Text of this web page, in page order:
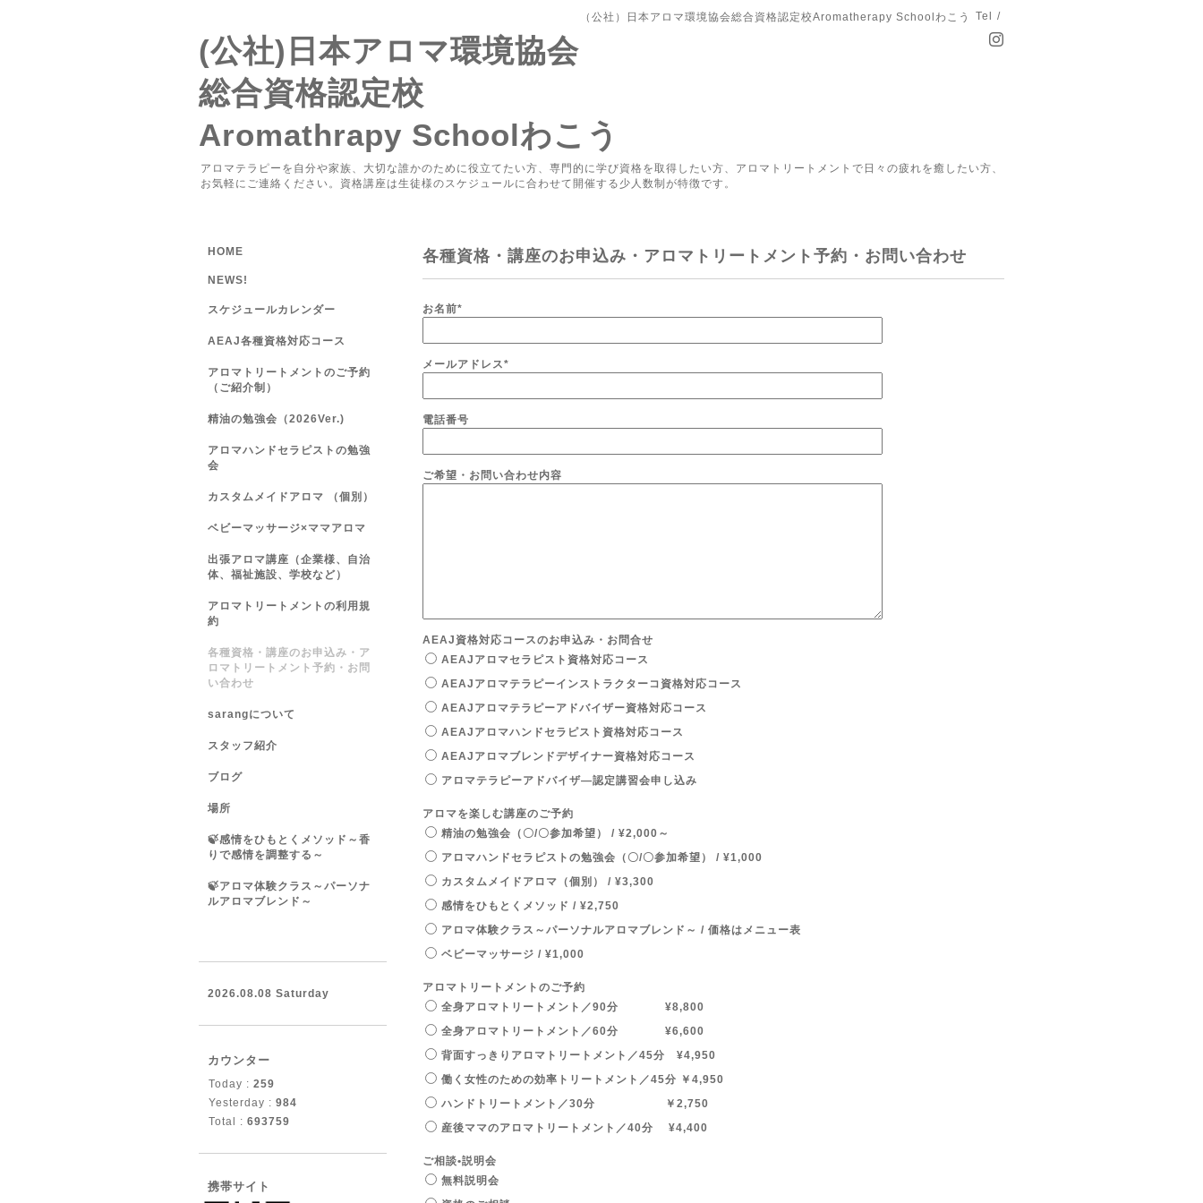
（公社）日本アロマ環境協会総合資格認定校Aromatherapy Schoolわこう Tel /
(公社)日本アロマ環境協会
総合資格認定校
Aromathrapy Schoolわこう
アロマテラピーを自分や家族、大切な誰かのために役立てたい方、専門的に学び資格を取得したい方、アロマトリートメントで日々の疲れを癒したい方、
お気軽にご連絡ください。資格講座は生徒様のスケジュールに合わせて開催する少人数制が特徴です。
各種資格・講座のお申込み・アロマトリートメント予約・お問い合わせ
お名前*
メールアドレス*
電話番号
ご希望・お問い合わせ内容
AEAJ資格対応コースのお申込み・お問合せ
AEAJアロマセラピスト資格対応コース
AEAJアロマテラピーインストラクターコ資格対応コース
AEAJアロマテラピーアドバイザー資格対応コース
AEAJアロマハンドセラピスト資格対応コース
AEAJアロマブレンドデザイナー資格対応コース
アロマテラピーアドバイザ―認定講習会申し込み
アロマを楽しむ講座のご予約
精油の勉強会（〇/〇参加希望） / ¥2,000～
アロマハンドセラピストの勉強会（〇/〇参加希望） / ¥1,000
カスタムメイドアロマ（個別） / ¥3,300
感情をひもとくメソッド / ¥2,750
アロマ体験クラス～パーソナルアロマブレンド～ / 価格はメニュー表
ベビーマッサージ / ¥1,000
アロマトリートメントのご予約
全身アロマトリートメント／90分 ¥8,800
全身アロマトリートメント／60分 ¥6,600
背面すっきりアロマトリートメント／45分 ¥4,950
働く女性のための効率トリートメント／45分 ￥4,950
ハンドトリートメント／30分 ￥2,750
産後ママのアロマトリートメント／40分 ¥4,400
ご相談•説明会
無料説明会
HOME
NEWS!
スケジュールカレンダー
AEAJ各種資格対応コース
アロマトリートメントのご予約
（ご紹介制）
精油の勉強会（2026Ver.)
アロマハンドセラピストの勉強
会
カスタムメイドアロマ （個別）
ベビーマッサージ×ママアロマ
出張アロマ講座（企業様、自治
体、福祉施設、学校など）
アロマトリートメントの利用規
約
各種資格・講座のお申込み・ア
ロマトリートメント予約・お問
い合わせ
sarangについて
スタッフ紹介
ブログ
場所
🍃感情をひもとくメソッド～香
りで感情を調整する～
🍃アロマ体験クラス～パーソナ
ルアロマブレンド～
2026.08.08 Saturday
カウンター
Today : 259
Yesterday : 984
Total : 693759
携帯サイト